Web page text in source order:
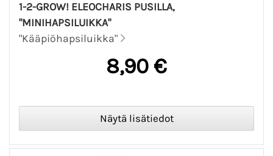
1-2-GROW! ELEOCHARIS PUSILLA,
"MINIHAPSILUIKKA"
"Kääpiöhapsiluikka"
8,90 €